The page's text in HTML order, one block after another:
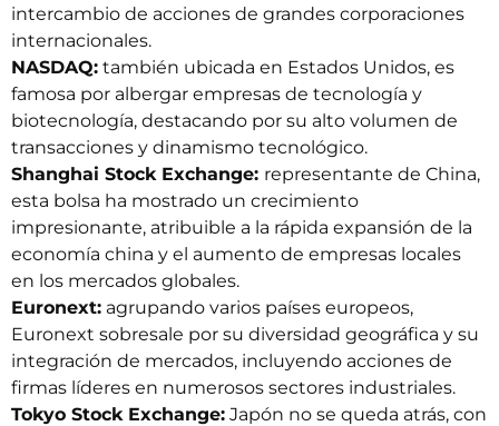
intercambio de acciones de grandes corporaciones
internacionales.
NASDAQ: también ubicada en Estados Unidos, es
famosa por albergar empresas de tecnología y
biotecnología, destacando por su alto volumen de
transacciones y dinamismo tecnológico.
Shanghai Stock Exchange: representante de China,
esta bolsa ha mostrado un crecimiento
impresionante, atribuible a la rápida expansión de la
economía china y el aumento de empresas locales
en los mercados globales.
Euronext: agrupando varios países europeos,
Euronext sobresale por su diversidad geográfica y su
integración de mercados, incluyendo acciones de
firmas líderes en numerosos sectores industriales.
Tokyo Stock Exchange: Japón no se queda atrás, con